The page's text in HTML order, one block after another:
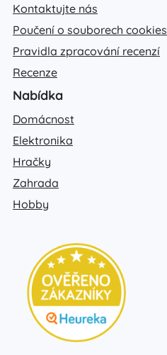
Kontaktujte nás
Poučení o souborech cookies
Pravidla zpracování recenzí
Recenze
Nabídka
Domácnost
Elektronika
Hračky
Zahrada
Hobby